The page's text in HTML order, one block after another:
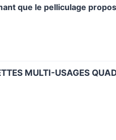
que le pelliculage
MULTI-USAGES